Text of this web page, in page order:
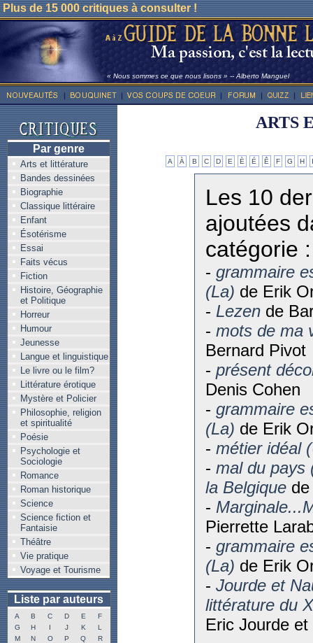
Plus de 15 000 critiques à consulter !
« Nous sommes ce que nous lisons » -- Alberto Manguel
Par genre
Arts et littérature
Bandes dessinées
Biographie
Classique littéraire
Enfant
Ésotérisme
Essai
Faits vécus
Fiction
Histoire, Géographie
et Politique
Horreur
Humour
Jeunesse
Langue et linguistique
Le livre ou le film?
Littérature érotique
Mystère et Policier
Philosophie, religion
et spiritualité
Poésie
Psychologie et
Sociologie
Romance
Roman historique
Science
Science fiction et
Fantaisie
Théâtre
Vie pratique
Voyage et Tourisme
Liste par auteurs
A B C D E
F
G
H I J K
L
M
N O P Q
R
ARTS
A À B C D E È É Ê F G H
Les 10
ajoutées
catégorie :
- grammaire
(La) de Erik
- Lezende
- mots de ma
Bernard Pivot
- présent
Denis Cohen
- grammaire
(La) de Erik
- métier idéal
- mal du pays
la Belgiquede
-
Pierrette
- grammaire
(La) de Erik
- Jourde et
littérature du
Eric Jourde et